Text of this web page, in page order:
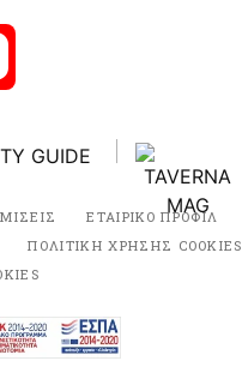
ΕΤΑΙΡΙΚΟ ΠΡΟΦΙΛ
ΠΟΛΙΤΙΚΗ ΧΡΗΣΗΣ COOKIES